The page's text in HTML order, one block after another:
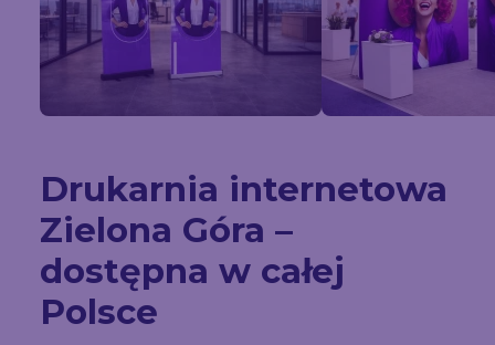
Drukarnia internetowa
Zielona Góra –
dostępna w całej
Polsce